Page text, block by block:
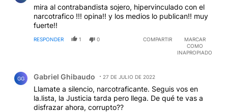
mira al contrabandista sojero, hipervinculado con el
narcotrafico !!! opina!! y los medios lo publican!! muy
fuerte!!
RESPONDER 1 0 COMPARTIR
MARCAR
COMO
INAPROPIADO
GG Gabriel Ghibaudo 27 DE JULIO DE 2022
Llamate a silencio, narcotraficante. Seguis vos en
la.lista, la Justicia tarda pero llega. De qué te vas a
disfrazar ahora, corrupto??